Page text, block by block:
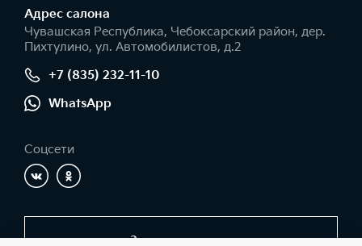
Адрес салонa
Чувашская Республика, Чебоксарский район, дер.
Пихтулино, ул. Автомобилистов, д.2
+7 (835) 232-11-10
WhatsApp
Соцсети
Заказать звонок